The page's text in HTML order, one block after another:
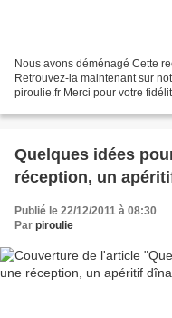
Nous avons déménagé Cette
Retrouvez-la maintenant sur
piroulie.fr Merci pour votre
Quelques idées
réception, un
Publié le 22/12/2011 à 08:30
Par piroulie